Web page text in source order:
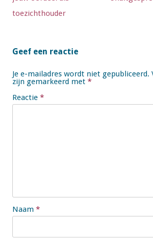
toezichthouder
Geef een reactie
Je e-mailadres wordt niet gepubliceerd.
zijn gemarkeerd met *
Reactie *
Naam *